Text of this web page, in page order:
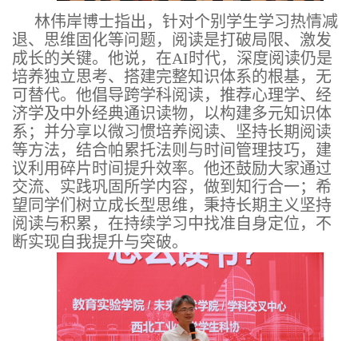
林伟岸博士指出，针对个别学生学习热情减
退、思维固化等问题，阅读是打破局限、激发
成长的关键。他说，在AI时代，深度阅读仍是
培养独立思考、搭建完整知识体系的根基，无
可替代。他倡导跨学科阅读，推荐心理学、经
济学及中外经典通识读物，以构建多元知识体
系；并分享以微习惯培养阅读、坚持长期阅读
等方法，结合帕累托法则与时间管理技巧，建
议利用碎片时间提升效率。他还鼓励大家通过
交流、实践巩固所学内容，做到知行合一；希
望同学们树立成长型思维，秉持长期主义坚持
阅读与积累，在持续学习中找准自身定位，不
断实现自我提升与突破。